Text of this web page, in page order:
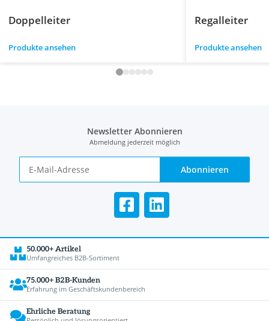
Doppelleiter
Produkte ansehen
Regalleiter
Produkte ansehen
Newsletter Abonnieren
Abmeldung jederzeit möglich
Abonnieren
50.000+ Artikel
Umfangreiches B2B-Sortiment
75.000+ B2B-Kunden
Erfahrung im Geschäftskundenbereich
Ehrliche Beratung